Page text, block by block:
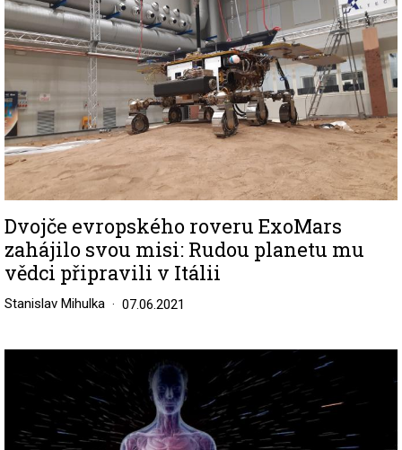
Dvojče evropského roveru ExoMars
zahájilo svou misi: Rudou planetu mu
vědci připravili v Itálii
Stanislav Mihulka 07.06.2021